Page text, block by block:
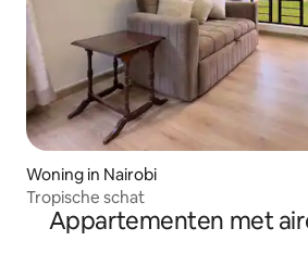
Woning in Nairobi
Tropische schat
Appartementen met